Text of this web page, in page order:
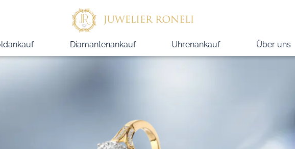
Diamantenankauf Uhrenankauf Über uns